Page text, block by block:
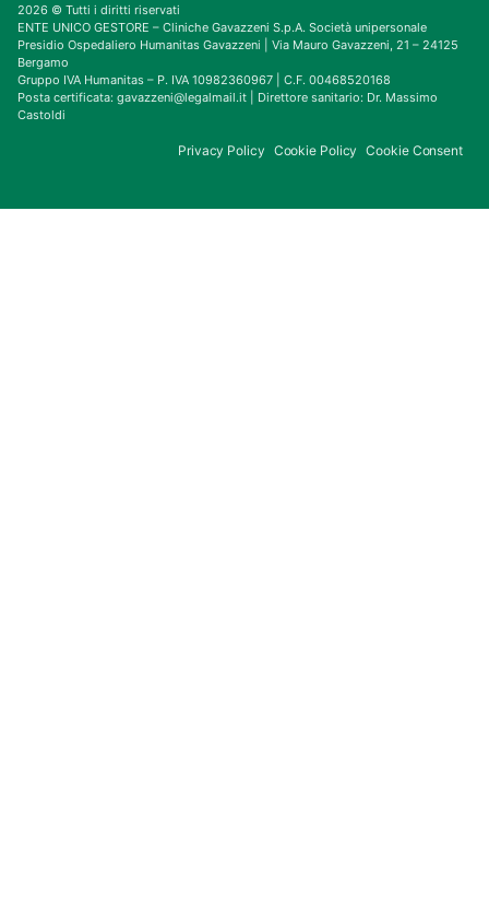
2026 © Tutti i diritti riservati
ENTE UNICO GESTORE – Cliniche Gavazzeni S.p.A. Società unipersonale
Presidio Ospedaliero Humanitas Gavazzeni | Via Mauro Gavazzeni, 21 – 24125
Bergamo
Gruppo IVA Humanitas – P. IVA 10982360967 | C.F. 00468520168
Posta certificata: gavazzeni@legalmail.it | Direttore sanitario: Dr. Massimo
Castoldi
Privacy Policy Cookie Policy Cookie Consent